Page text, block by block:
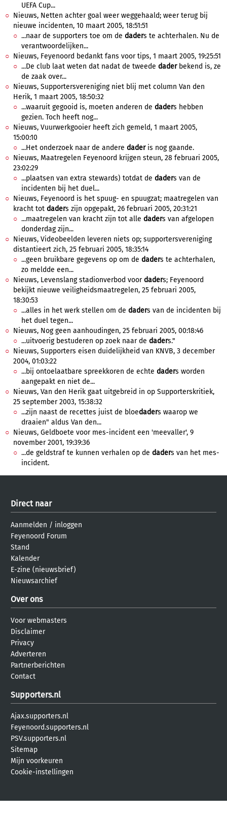
UEFA Cup...
Nieuws, Netten achter goal weer weggehaald; weer terug bij
nieuwe incidenten, 10 maart 2005, 18:51:51
...naar de supporters toe om de daders te achterhalen. Nu de
verantwoordelijken...
Nieuws, Feyenoord bedankt fans voor tips, 1 maart 2005, 19:25:51
...De club laat weten dat nadat de tweede daderbekend is, ze
de zaak over...
Nieuws, Supportersvereniging niet blij met column Van den
Herik, 1 maart 2005, 18:50:32
...waaruit gegooid is, moeten anderen de daders hebben
gezien. Toch heeft nog...
Nieuws, Vuurwerkgooier heeft zich gemeld, 1 maart 2005,
15:00:10
...Het onderzoek naar de andere daderis nog gaande.
Nieuws, Maatregelen Feyenoord krijgen steun, 28 februari 2005,
23:02:29
...plaatsen van extra stewards) totdat de daders van de
incidenten bij het duel...
Nieuws, Feyenoord is het spuug- en spuugzat; maatregelen van
kracht tot daders zijn opgepakt, 26 februari 2005, 20:31:21
...maatregelen van kracht zijn tot alle daders van afgelopen
donderdag zijn...
Nieuws, Videobeelden leveren niets op; supportersvereniging
distantieert zich, 25 februari 2005, 18:35:14
...geen bruikbare gegevens op om de daders te achterhalen,
zo meldde een...
Nieuws, Levenslang stadionverbod voordaders; Feyenoord
bekijkt nieuwe veiligheidsmaatregelen, 25 februari 2005,
18:30:53
...alles in het werk stellen om de daders van de incidenten bij
het duel tegen...
Nieuws, Nog geen aanhoudingen, 25 februari 2005, 00:18:46
...uitvoerig bestuderen op zoek naar de daders."
Nieuws, Supporters eisen duidelijkheid van KNVB, 3 december
2004, 01:03:22
...bij ontoelaatbare spreekkoren de echte daders worden
aangepakt en niet de...
Nieuws, Van den Herik gaat uitgebreid in op Supporterskritiek,
25 september 2003, 15:38:32
...zijn naast de recettes juist de bloedaders waarop we
draaien" aldus Van den...
Nieuws, Geldboete voor mes-incident een 'meevaller', 9
november 2001, 19:39:36
...de geldstraf te kunnen verhalen op de daders van het mes-
incident.
Direct naar
Aanmelden / inloggen
Feyenoord Forum
Stand
Kalender
E-zine (nieuwsbrief)
Nieuwsarchief
Over ons
Voor webmasters
Disclaimer
Privacy
Adverteren
Partnerberichten
Contact
Supporters.nl
Ajax.supporters.nl
Feyenoord.supporters.nl
PSV.supporters.nl
Sitemap
Mijn voorkeuren
Cookie-instellingen